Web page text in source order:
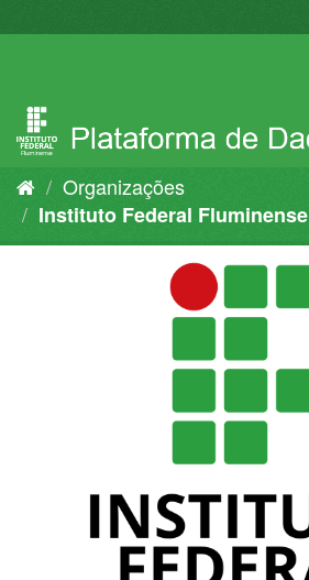
para
Organizações
Instituto Federal Fluminense